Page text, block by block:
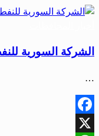
الشركة السورية
…
Facebook